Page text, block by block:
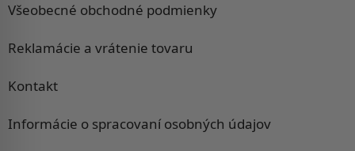
Všeobecné obchodné podmienky
Reklamácie a vrátenie tovaru
Kontakt
Informácie o spracovaní osobných údajov